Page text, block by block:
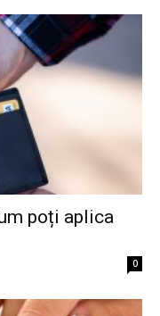
poți aplica
0